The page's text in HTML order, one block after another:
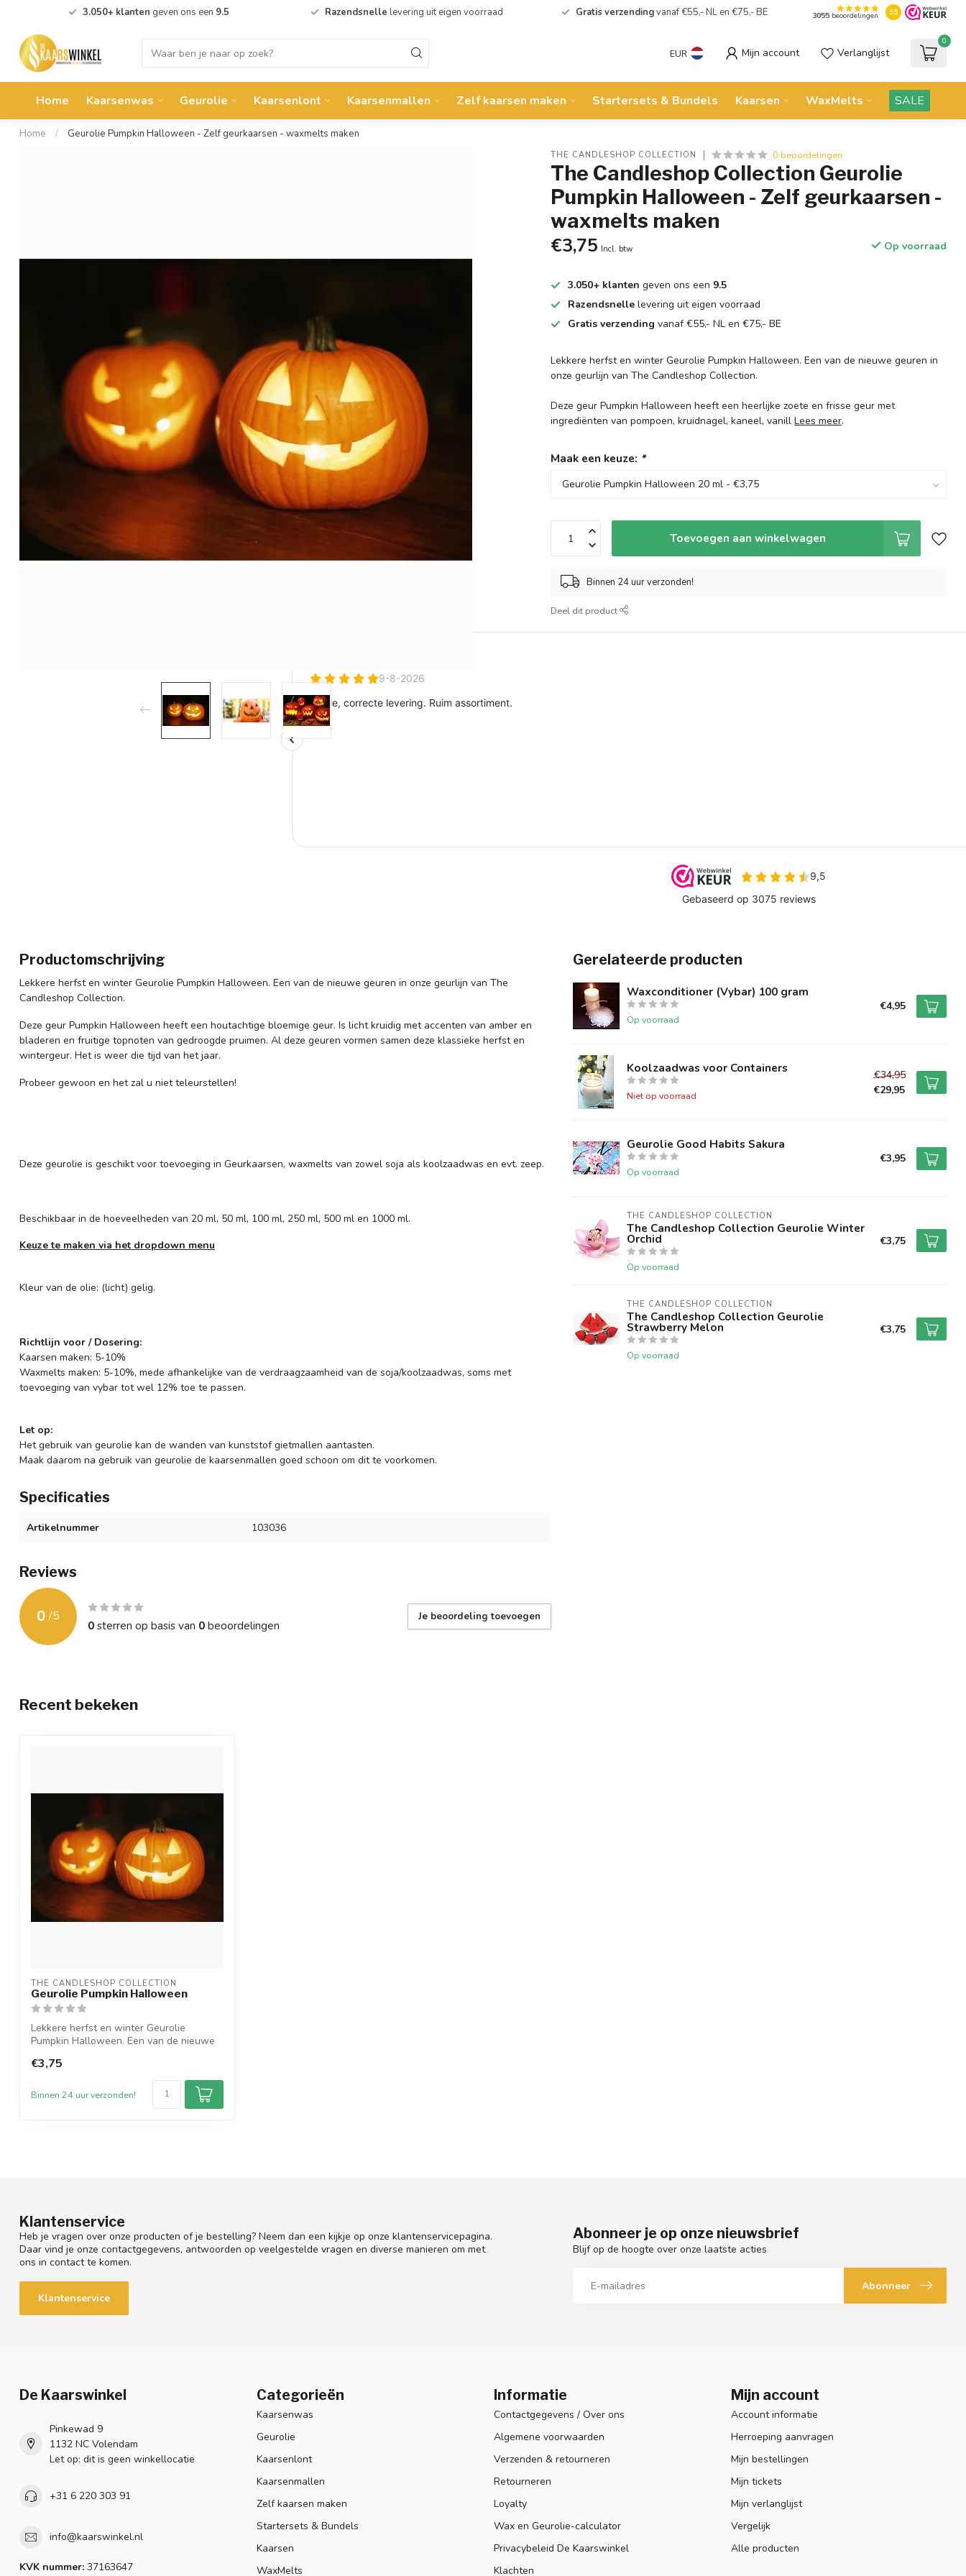
3.050+ klanten geven ons een 9.5 Razendsnelle levering uit eigen voorraad Gratis verzendingvanaf €55,- NL en €75,- BE 3055beoordelingen 9.5
EUR Mijn account Verlanglijst
0
Home Kaarsenwas Geurolie Kaarsenlont Kaarsenmallen Zelf kaarsen maken Startersets & Bundels Kaarsen WaxMelts SALE
Home / Geurolie Pumpkin Halloween - Zelf geurkaarsen - waxmelts maken
THE CANDLESHOP COLLECTION 0 beoordelingen
The Candleshop Collection Geurolie
Pumpkin Halloween - Zelf geurkaarsen -
waxmelts maken
€3,75 Incl. btw Op voorraad
3.050+ klanten geven ons een 9.5
Razendsnelle levering uit eigen voorraad
Gratis verzending vanaf €55,- NL en €75,- BE
Lekkere herfst en winter Geurolie Pumpkin Halloween. Een van de nieuwe geuren in
onze geurlijn van The Candleshop Collection.
Deze geur Pumpkin Halloween heeft een heerlijke zoete en frisse geur met
ingrediënten van pompoen, kruidnagel, kaneel, vanillLees meer.
Maak een keuze: *
Toevoegen aan winkelwagen
Binnen 24 uur verzonden!
Deel dit product
Productomschrijving
Lekkere herfst en winter Geurolie Pumpkin Halloween. Een van de nieuwe geuren in onze geurlijn van The
Candleshop Collection.
Deze geur Pumpkin Halloween heeft een houtachtige bloemige geur. Is licht kruidig met accenten van amber en
bladeren en fruitige topnoten van gedroogde pruimen. Al deze geuren vormen samen deze klassieke herfst en
wintergeur. Het is weer die tijd van het jaar.
Probeer gewoon en het zal u niet teleurstellen!
Deze geurolie is geschikt voor toevoeging in Geurkaarsen, waxmelts van zowel soja als koolzaadwas en evt. zeep.
Beschikbaar in de hoeveelheden van 20 ml, 50 ml, 100 ml, 250 ml, 500 ml en 1000 ml.
Keuze te maken via het dropdown menu
Kleur van de olie: (licht) gelig.
Richtlijn voor / Dosering:
Kaarsen maken: 5-10%
Waxmelts maken: 5-10%, mede afhankelijke van de verdraagzaamheid van de soja/koolzaadwas, soms met
toevoeging van vybar tot wel 12% toe te passen.
Let op:
Het gebruik van geurolie kan de wanden van kunststof gietmallen aantasten.
Maak daarom na gebruik van geurolie de kaarsenmallen goed schoon om dit te voorkomen.
Specificaties
Artikelnummer 103036
Reviews
0 /5
0sterren op basis van 0beoordelingen
Je beoordeling toevoegen
Gerelateerde producten
Waxconditioner (Vybar) 100 gram
Op voorraad
€4,95
Koolzaadwas voor Containers
Niet op voorraad
€34,95
€29,95
Geurolie Good Habits Sakura
Op voorraad
€3,95
THE CANDLESHOP COLLECTION
The Candleshop Collection Geurolie Winter
Orchid
Op voorraad
€3,75
THE CANDLESHOP COLLECTION
The Candleshop Collection Geurolie
Strawberry Melon
Op voorraad
€3,75
Recent bekeken
THE CANDLESHOP COLLECTION
Geurolie Pumpkin Halloween
Lekkere herfst en winter Geurolie
Pumpkin Halloween. Een van de nieuwe
€3,75
Binnen 24 uur verzonden!
Klantenservice
Heb je vragen over onze producten of je bestelling? Neem dan een kijkje op onze klantenservicepagina.
Daar vind je onze contactgegevens, antwoorden op veelgestelde vragen en diverse manieren om met
ons in contact te komen.
Klantenservice
Abonneer je op onze nieuwsbrief
Blijf op de hoogte over onze laatste acties
Abonneer
De Kaarswinkel
Pinkewad 9
1132 NC Volendam
Let op: dit is geen winkellocatie
+31 6 220 303 91
info@kaarswinkel.nl
KVK nummer: 37163647
Categorieën
Kaarsenwas
Geurolie
Kaarsenlont
Kaarsenmallen
Zelf kaarsen maken
Startersets & Bundels
Kaarsen
WaxMelts
Informatie
Contactgegevens / Over ons
Algemene voorwaarden
Verzenden & retourneren
Retourneren
Loyalty
Wax en Geurolie-calculator
Privacybeleid De Kaarswinkel
Klachten
Mijn account
Account informatie
Herroeping aanvragen
Mijn bestellingen
Mijn tickets
Mijn verlanglijst
Vergelijk
Alle producten